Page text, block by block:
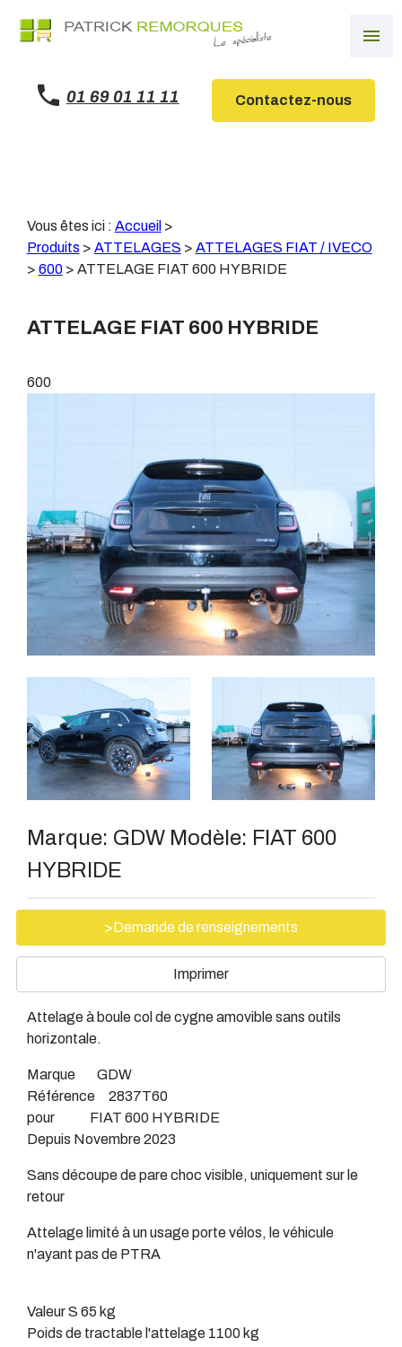
menu
01 69 01 11 11 Contactez-nous
Vous êtes ici : Accueil >
Produits > ATTELAGES > ATTELAGES FIAT / IVECO
> 600> ATTELAGE FIAT 600 HYBRIDE
ATTELAGE FIAT 600 HYBRIDE
600
Marque: GDW Modèle: FIAT 600
HYBRIDE
>Demande de renseignements
Imprimer
Attelage à boule col de cygne amovible sans outils
horizontale.
Marque GDW
Référence 2837T60
pour FIAT 600 HYBRIDE
Depuis Novembre 2023
Sans découpe de pare choc visible, uniquement sur le
retour
Attelage limité à un usage porte vélos, le véhicule
n'ayant pas de PTRA
Valeur S 65 kg
Poids de tractable l'attelage 1100 kg